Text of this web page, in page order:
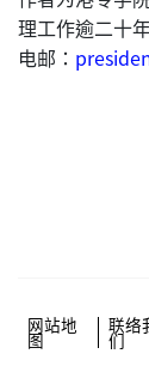
理工作逾二十
电邮：
网站地
图
联络
们